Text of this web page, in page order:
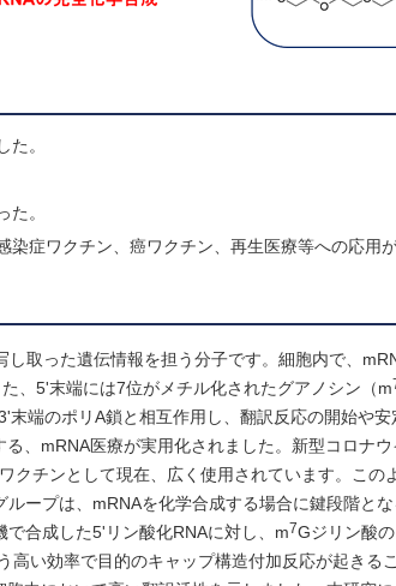
。
。
症ワクチン、癌ワクチン、再生医療等への応用が
取った遺伝情報を担う分子です。細胞内で、
、5ʹ末端には7位がメチル化されたグアノシン（m
末端のポリA鎖と相互作用し、翻訳反応の開始や
、mRNA医療が実用化されました。新型コロナ
クチンとして現在、広く使用されています。この
ープは、mRNAを化学合成する場合に鍵段階と
合成した5ʹリン酸化RNAに対し、m7Gジリン酸
高い効率で目的のキャップ構造付加反応が起きる